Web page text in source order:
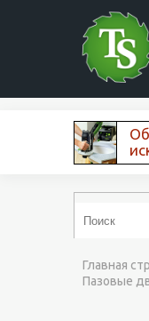
Главная
Пазовые